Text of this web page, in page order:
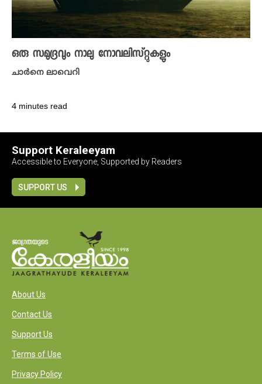
ഒരു സമുദ്രവും നാലു നോവലിസ്റ്റുകളും
ചാര്‍നെ ലാവെറി
4 minutes read
Support Keraleeyam
Accessible to Everyone, Supported by Readers
SUPPORT US
About Us
Contact Us
Support Us
Terms of Use
Privacy Policy